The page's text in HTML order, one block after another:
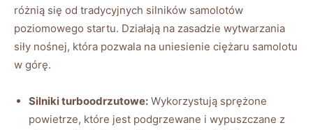
różnią się od⁢ tradycyjnych ​silników‌ samolotów
poziomowego startu. Działają na zasadzie wytwarzania
siły ‌nośnej, która pozwala ⁣na uniesienie ciężaru samolotu
w górę.
Silniki turboodrzutowe: Wykorzystują ‌sprężone
powietrze, które jest podgrzewane‍ i wypuszczane z